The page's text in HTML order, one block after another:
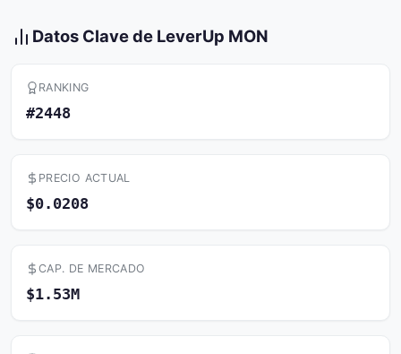
Datos Clave de LeverUp MON
RANKING
#2448
PRECIO ACTUAL
$0.0208
CAP. DE MERCADO
$1.53M